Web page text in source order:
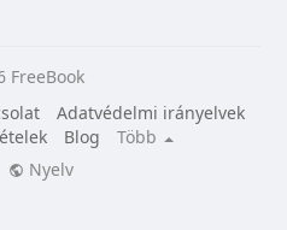
FreeBook
Adatvédelmi irányelvek
Blog
Több
Nyelv